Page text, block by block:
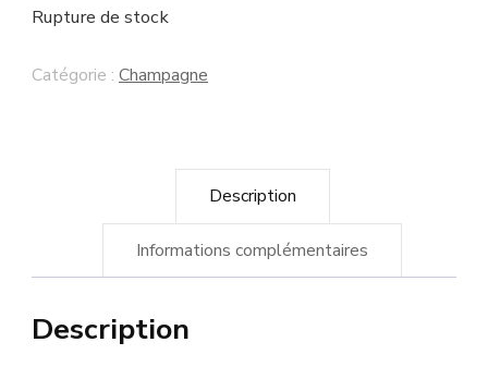
Rupture de stock
Catégorie : Champagne
Description
Informations complémentaires
Description